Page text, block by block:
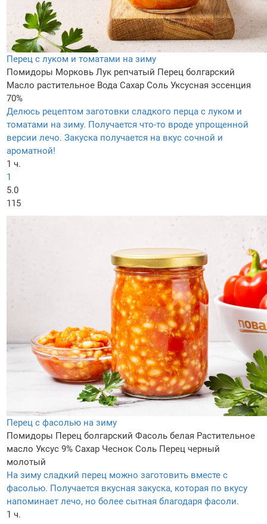
Перец с луком и томатами на зиму
Помидоры Морковь Лук репчатый Перец болгарский
Масло растительное Вода Сахар Соль Уксусная эссенция
70%
Делюсь рецептом заготовки сладкого перца с луком и
томатами на зиму. Получается что-то вроде упрощенной
версии лечо. Закуска получается на вкус сочной и
ароматной!
1 ч.
1
5.0
115
Перец с фасолью на зиму
Помидоры Перец болгарский Фасоль белая Растительное
масло Уксус 9% Сахар Чеснок Соль Перец черный
молотый
На зиму сладкий перец можно заготовить вместе с
фасолью. Получается вкусная закуска, которая по вкусу
напоминает лечо, но более сытная благодаря фасоли.
1 ч.